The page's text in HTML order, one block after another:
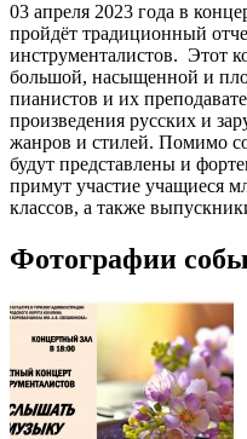
03 апреля 2023 года в
пройдёт традиционный
инструменталистов. Этот
большой, насыщенной и
пианистов и их
произведения русских и
жанров и стилей. Помимо
будут представлены и
примут участие учащиеся
классов, а также
Фотографии